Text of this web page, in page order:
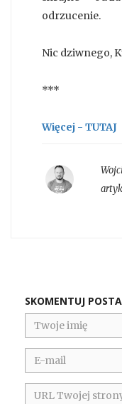
odrzucenie.
Nic dziwnego,
***
Więcej - TUTAJ
SKOMENTUJ POSTA